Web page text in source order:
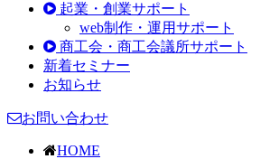
起業・創業サポート
web制作・運用サポート
商工会・商工会議所サポート
新着セミナー
お知らせ
お問い合わせ
HOME